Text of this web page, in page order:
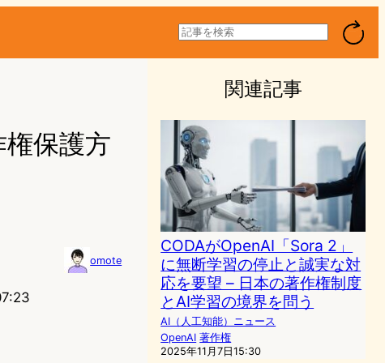
検
索
保護方
omote
関連記事
CODAがOpenAI「Sora 2」
に無断学習の停止と誠実な対
応を要望 – 日本の著作権制度
とAI学習の境界を問う
AI（人工知能）ニュース
OpenAI 著作権
2025年11月7日15:30